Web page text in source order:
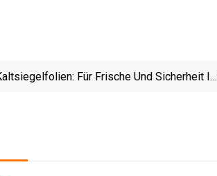
Für Frische Und Sicherheit Im